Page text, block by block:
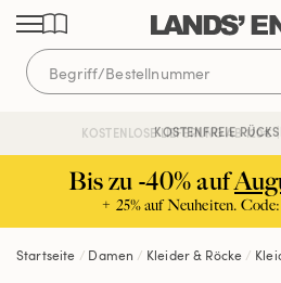
Direkt
zum
Inhalt
Direkt
zur
Navigation
Direkt
zur
Suche
KOSTENLOSE LIEFERUNG AB 120€
KOSTENFREIE
Bis zu -40% auf
+ 25% auf Neuheiten. Code:
Startseite Damen Kleider & Röcke